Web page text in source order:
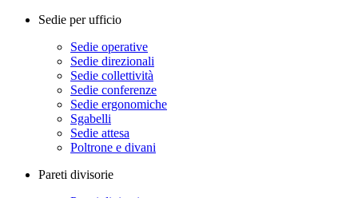
Sedie per ufficio
Sedie operative
Sedie direzionali
Sedie collettività
Sedie conferenze
Sedie ergonomiche
Sgabelli
Sedie attesa
Poltrone e divani
Pareti divisorie